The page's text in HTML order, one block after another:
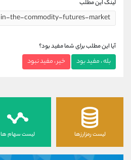
لینک این مطلب
آیا این مطلب برای شما مفید بود؟
بله ، مفید بود خیر ، مفید نبود
لیست رمزارزها لیست سهام ها